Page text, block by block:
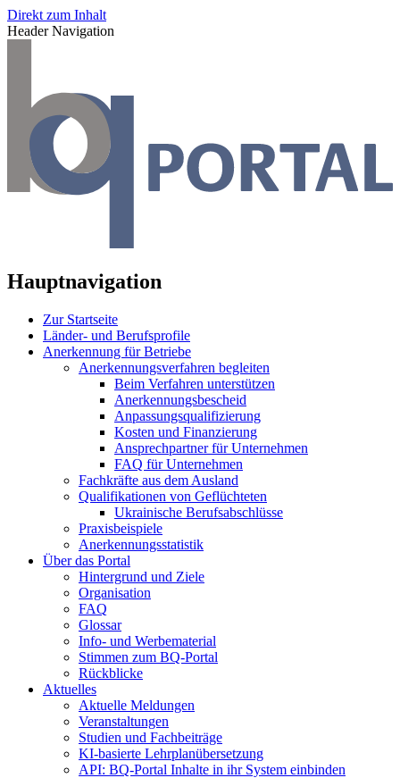
Direkt zum Inhalt
Header Navigation
Hauptnavigation
Zur Startseite
Länder- und Berufsprofile
Anerkennung für Betriebe
Anerkennungsverfahren begleiten
Beim Verfahren unterstützen
Anerkennungsbescheid
Anpassungsqualifizierung
Kosten und Finanzierung
Ansprechpartner für Unternehmen
FAQ für Unternehmen
Fachkräfte aus dem Ausland
Qualifikationen von Geflüchteten
Ukrainische Berufsabschlüsse
Praxisbeispiele
Anerkennungsstatistik
Über das Portal
Hintergrund und Ziele
Organisation
FAQ
Glossar
Info- und Werbematerial
Stimmen zum BQ-Portal
Rückblicke
Aktuelles
Aktuelle Meldungen
Veranstaltungen
Studien und Fachbeiträge
KI-basierte Lehrplanübersetzung
API: BQ-Portal Inhalte in ihr System einbinden